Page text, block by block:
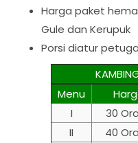
Harga paket
Gule dan Kerupuk
Porsi diatur
Menu
I
30
II
40